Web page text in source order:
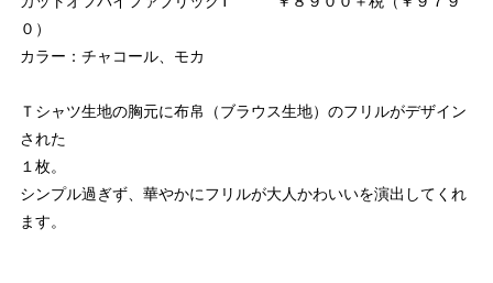
０）
カラー：チャコール、モカ
Ｔシャツ生地の胸元に布帛（ブラウス生地）のフリルがデザイン
された
１枚。
シンプル過ぎず、華やかにフリルが大人かわいいを演出してくれ
ます。